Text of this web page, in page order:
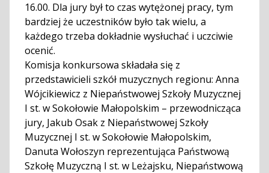
16.00. Dla jury był to czas wytężonej pracy, tym
bardziej że uczestników było tak wielu, a
każdego trzeba dokładnie wysłuchać i uczciwie
ocenić.
Komisja konkursowa składała się z
przedstawicieli szkół muzycznych regionu: Anna
Wójcikiewicz z Niepaństwowej Szkoły Muzycznej
I st. w Sokołowie Małopolskim – przewodnicząca
jury, Jakub Osak z Niepaństwowej Szkoły
Muzycznej I st. w Sokołowie Małopolskim,
Danuta Wołoszyn reprezentująca Państwową
Szkołę Muzyczną I st. w Leżajsku, Niepaństwową